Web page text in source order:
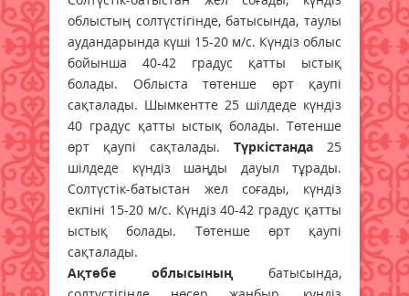
облыстың солтүстігінде, батысында, таулы
аудандарында күші 15-20 м/с. Күндіз облыс
бойынша 40-42 градус қатты ыстық
болады. Облыста төтенше өрт қаупі
сақталады. Шымкентте 25 шілдеде күндіз
40 градус қатты ыстық болады. Төтенше
өрт қаупі сақталады. Түркістанда 25
шілдеде күндіз шаңды дауыл тұрады.
Солтүстік-батыстан жел соғады, күндіз
екпіні 15-20 м/с. Күндіз 40-42 градус қатты
ыстық болады. Төтенше өрт қаупі
сақталады.
Ақтөбе облысының батысында,